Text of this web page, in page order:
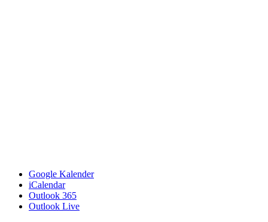
Google Kalender
iCalendar
Outlook 365
Outlook Live